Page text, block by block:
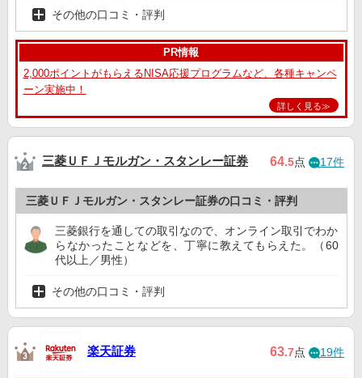
その他の口コミ・評判
PR情報
2,000ポイントがもらえるNISA応援プログラムなど、各種キャンペ
ーン実施中！
詳しく見る≫
三菱ＵＦＪモルガン・スタンレー証券 64.5点 17件
三菱ＵＦＪモルガン・スタンレー証券の口コミ・評判
三菱銀行を通しての取引なので、オンライン取引でわか
らなかったことなどを、丁寧に教えてもらえた。（60
代以上／男性）
その他の口コミ・評判
楽天証券 63.7点 19件